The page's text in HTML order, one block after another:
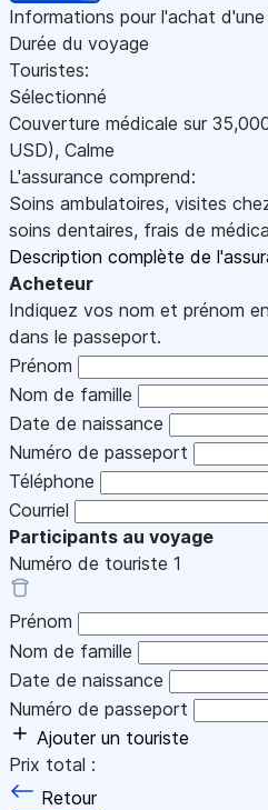
Informations pour l'achat d'une
Durée du voyage
Touristes:
Sélectionné
Couverture médicale sur
USD), Calme
L'assurance comprend:
Soins ambulatoires, visites
soins dentaires, frais de
Description complète de
Acheteur
Indiquez vos nom et prénom
dans le passeport.
Prénom
Nom de famille
Date de naissance
Numéro de passeport
Téléphone
Courriel
Participants au voyage
Numéro de touriste 1
Prénom
Nom de famille
Date de naissance
Numéro de passeport
Ajouter un touriste
Prix total :
Retour